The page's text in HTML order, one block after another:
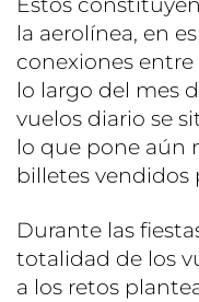
Estos
la aerolínea, en
conexiones
lo largo del mes
vuelos diario se
lo que pone aún
billetes vendidos
Durante las
totalidad de los
a los retos